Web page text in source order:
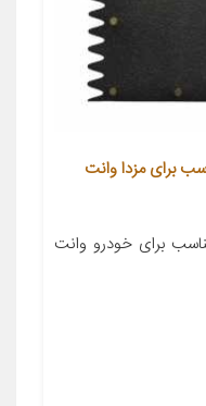
خودرو مدل 2525 مناسب برای مزدا وانت
برای خودرو وانت